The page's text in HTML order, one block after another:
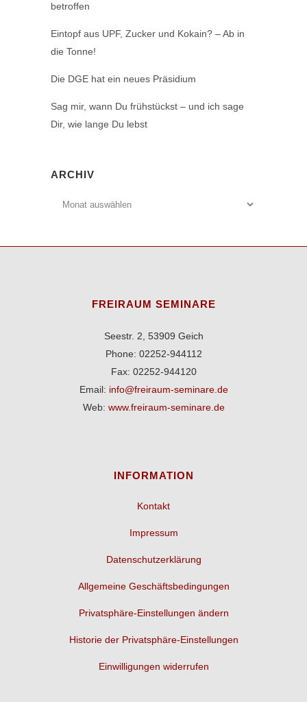
betroffen
Eintopf aus UPF, Zucker und Kokain? – Ab in
die Tonne!
Die DGE hat ein neues Präsidium
Sag mir, wann Du frühstückst – und ich sage
Dir, wie lange Du lebst
ARCHIV
Archiv
FREIRAUM SEMINARE
Seestr. 2, 53909 Geich
Phone: 02252-944112
Fax: 02252-944120
Email: info@freiraum-seminare.de
Web: www.freiraum-seminare.de
INFORMATION
Kontakt
Impressum
Datenschutzerklärung
Allgemeine Geschäftsbedingungen
Privatsphäre-Einstellungen ändern
Historie der Privatsphäre-Einstellungen
Einwilligungen widerrufen